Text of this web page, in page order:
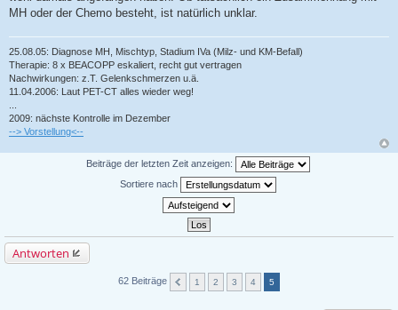
MH oder der Chemo besteht, ist natürlich unklar.
25.08.05: Diagnose MH, Mischtyp, Stadium IVa (Milz- und KM-Befall)
Therapie: 8 x BEACOPP eskaliert, recht gut vertragen
Nachwirkungen: z.T. Gelenkschmerzen u.ä.
11.04.2006: Laut PET-CT alles wieder weg!
2009: nächste Kontrolle im Dezember
--> Vorstellung<--
Beiträge der letzten Zeit anzeigen:
Sortiere nach
Antworten
62 Beiträge 1 2 3 4 5